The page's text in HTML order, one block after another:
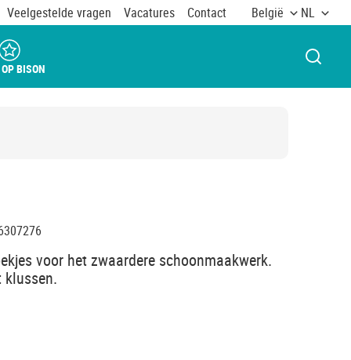
Veelgestelde vragen Vacatures Contact België NL
BISON
voor het zwaardere schoonmaakwerk.
klussen.